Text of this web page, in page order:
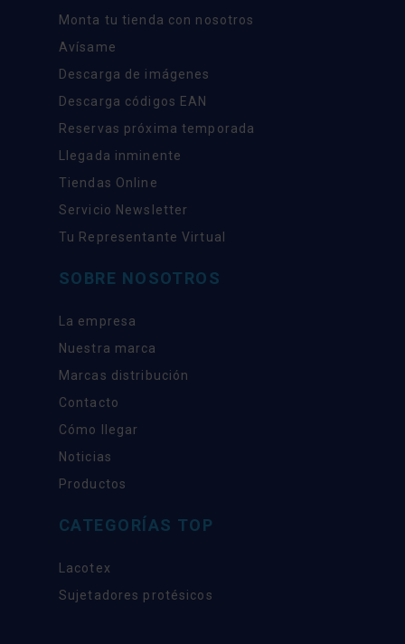
Monta tu tienda con nosotros
Avísame
Descarga de imágenes
Descarga códigos EAN
Reservas próxima temporada
Llegada inminente
Tiendas Online
Servicio Newsletter
Tu Representante Virtual
SOBRE NOSOTROS
La empresa
Nuestra marca
Marcas distribución
Contacto
Cómo llegar
Noticias
Productos
CATEGORÍAS TOP
Lacotex
Sujetadores protésicos